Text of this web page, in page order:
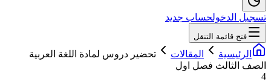
تسجيل الدخولحساب جديد
فتح قائمة التنقل
الرئيسية المقالات
تحضير دروس لمادة اللغة العربية
الصف الثالث فصل اول
4